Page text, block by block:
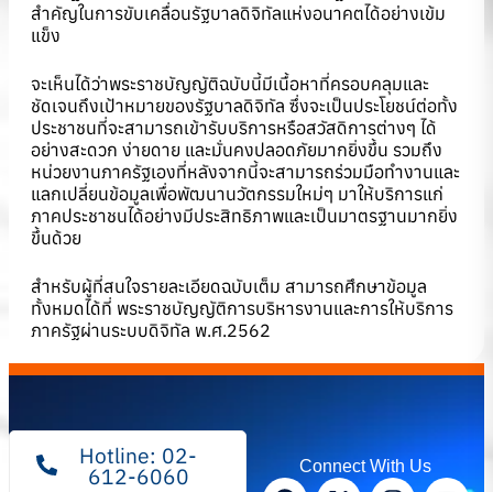
สำคัญในการขับเคลื่อนรัฐบาลดิจิทัลแห่งอนาคตได้อย่างเข้ม
แข็ง
จะเห็นได้ว่าพระราชบัญญัติฉบับนี้มีเนื้อหาที่ครอบคลุมและ
ชัดเจนถึงเป้าหมายของรัฐบาลดิจิทัล ซึ่งจะเป็นประโยชน์ต่อทั้ง
ประชาชนที่จะสามารถเข้ารับบริการหรือสวัสดิการต่างๆ ได้
อย่างสะดวก ง่ายดาย และมั่นคงปลอดภัยมากยิ่งขึ้น รวมถึง
หน่วยงานภาครัฐเองที่หลังจากนี้จะสามารถร่วมมือทำงานและ
แลกเปลี่ยนข้อมูลเพื่อพัฒนานวัตกรรมใหม่ๆ มาให้บริการแก่
ภาคประชาชนได้อย่างมีประสิทธิภาพและเป็นมาตรฐานมากยิ่ง
ขึ้นด้วย
สำหรับผู้ที่สนใจรายละเอียดฉบับเต็ม สามารถศึกษาข้อมูล
ทั้งหมดได้ที่ พระราชบัญญัติการบริหารงานและการให้บริการ
ภาครัฐผ่านระบบดิจิทัล พ.ศ.2562
Hotline: 02-
612-6060 Connect With Us